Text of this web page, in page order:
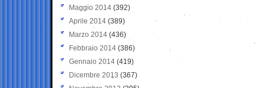
Maggio 2014 (392)
Aprile 2014 (389)
Marzo 2014 (436)
Febbraio 2014 (386)
Gennaio 2014 (419)
Dicembre 2013 (367)